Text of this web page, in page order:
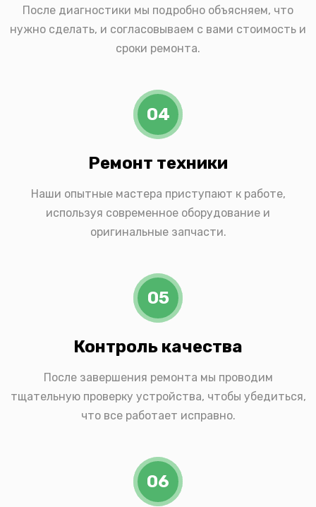
После диагностики мы подробно объясняем, что
нужно сделать, и согласовываем с вами стоимость и
сроки ремонта.
04
Ремонт техники
Наши опытные мастера приступают к работе,
используя современное оборудование и
оригинальные запчасти.
05
Контроль качества
После завершения ремонта мы проводим
тщательную проверку устройства, чтобы убедиться,
что все работает исправно.
06